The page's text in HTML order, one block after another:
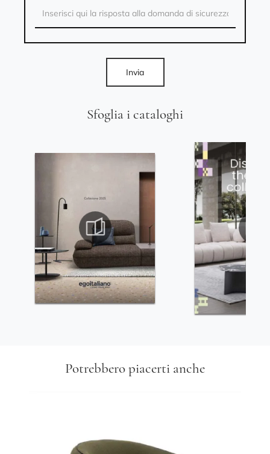
Sfoglia i cataloghi
Invia
Potrebbero piacerti anche